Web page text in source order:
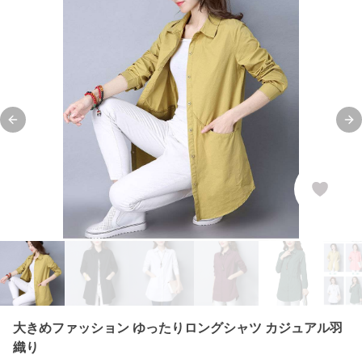
Previous slide
大きめファッション ゆったりロングシャツ カジュアル羽
織り